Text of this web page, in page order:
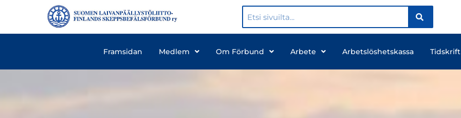
Framsidan Medlem Om Förbund Arbete Arbetslöshetskassa Tidskrift